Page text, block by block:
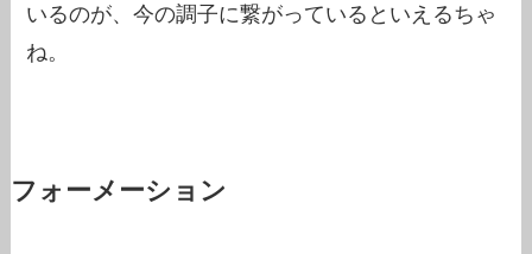
いるのが、今の調子に繋がっているといえるちゃ
ね。
フォーメーション